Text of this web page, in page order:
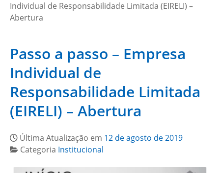
Individual de Responsabilidade Limitada (EIRELI) –
Abertura
Passo a passo – Empresa
Individual de
Responsabilidade Limitada
(EIRELI) – Abertura
Última Atualização em 12 de agosto de 2019
Categoria Institucional